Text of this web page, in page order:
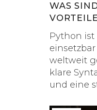
WAS
Python
weltweit
klare
und eine